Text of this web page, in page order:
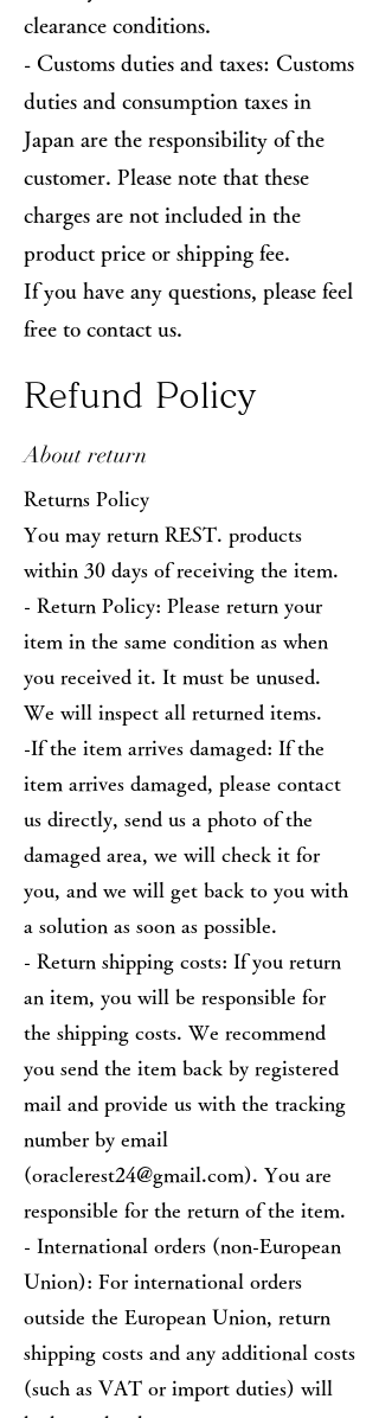
clearance conditions.
- Customs duties and taxes: Customs
duties and consumption taxes in
Japan are the responsibility of the
customer. Please note that these
charges are not included in the
product price or shipping fee.
If you have any questions, please feel
free to contact us.
Refund Policy
About return
Returns Policy
You may return REST. products
within 30 days of receiving the item.
- Return Policy: Please return your
item in the same condition as when
you received it. It must be unused.
We will inspect all returned items.
-If the item arrives damaged: If the
item arrives damaged, please contact
us directly, send us a photo of the
damaged area, we will check it for
you, and we will get back to you with
a solution as soon as possible.
- Return shipping costs: If you return
an item, you will be responsible for
the shipping costs. We recommend
you send the item back by registered
mail and provide us with the tracking
number by email
(oraclerest24@gmail.com). You are
responsible for the return of the item.
- International orders (non-European
Union): For international orders
outside the European Union, return
shipping costs and any additional costs
(such as VAT or import duties) will